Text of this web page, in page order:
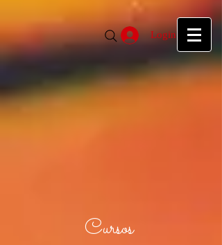
Login
Cursos